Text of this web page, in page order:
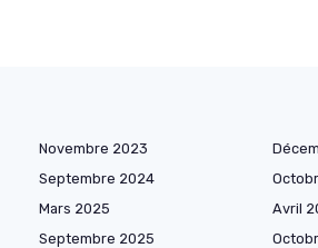
Novembre 2023
Septembre 2024
Mars 2025 Avril
Septembre 2025